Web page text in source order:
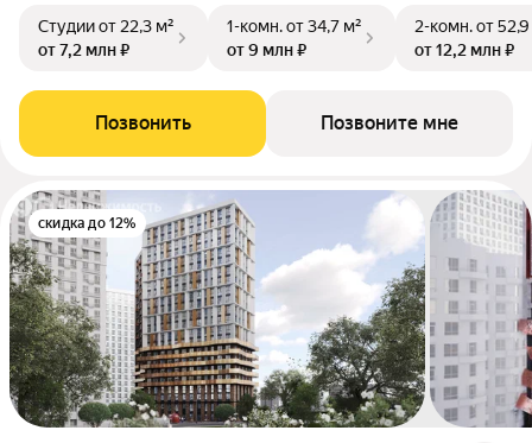
Студииот 22,3 м²
от 7,2 млн ₽
1-комн.от 34,7 м²
от 9 млн ₽
2-комн.от
от 12,2 млн ₽
Позвонить Позвоните мне
скидка до 12%